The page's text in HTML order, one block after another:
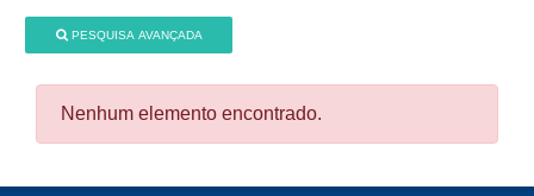
PESQUISA AVANÇADA
Nenhum elemento encontrado.